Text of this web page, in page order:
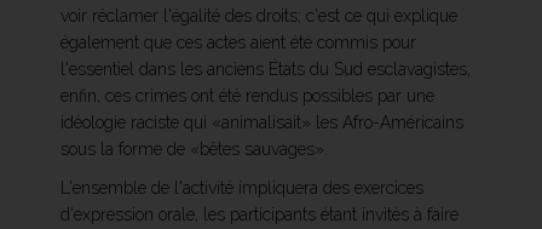
voir réclamer l'égalité des droits; c'est ce qui explique
également que ces actes aient été commis pour
l'essentiel dans les anciens États du Sud esclavagistes;
enfin, ces crimes ont été rendus possibles par une
idéologie raciste qui «animalisait» les Afro-Américains
sous la forme de «bêtes sauvages».
L'ensemble de l'activité impliquera des exercices
d'expression orale, les participants étant invités à faire